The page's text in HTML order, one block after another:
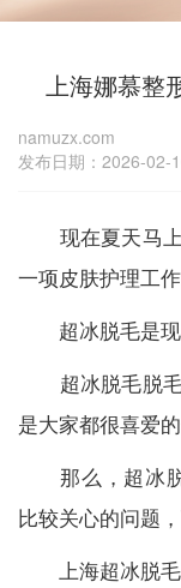
上海娜慕整
namuzx.com
发布日期：2026-02-
现在夏天马上
一项皮肤护理工作
超冰脱毛是现
超冰脱毛脱毛
是大家都很喜爱
那么，超冰脱
比较关心的问题
上海超冰脱毛